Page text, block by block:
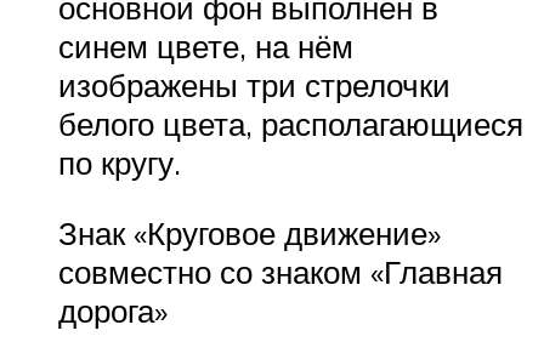
синем цвете, на нём
изображены три стрелочки
белого цвета, располагающиеся
по кругу.
Знак «Круговое движение»
совместно со знаком «Главная
дорога»